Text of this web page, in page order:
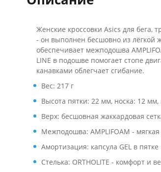
Женские кроссовки Asics для бега,
- он выполнен бесшовно из лёгкой
обеспечивает межподошва
LINE в подошве помогает стопе
канавками облегчает сгибание.
Вес: 217 г
Высота пятки: 22 мм, носка: 12
Верх: бесшовная жаккардовая
Межподошва: AMPLIFOAM - мягкая
Амортизация: капсула GEL в пятке
Стелька: ORTHOLITE - комфорт и